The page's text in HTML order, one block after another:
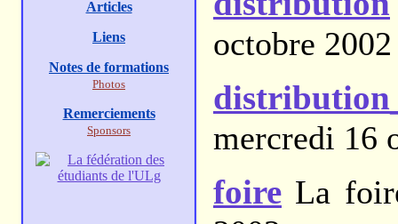
octobre 2002
mercredi 16
foire La
Articles
Liens
Notes de formations
Photos
Remerciements
Sponsors